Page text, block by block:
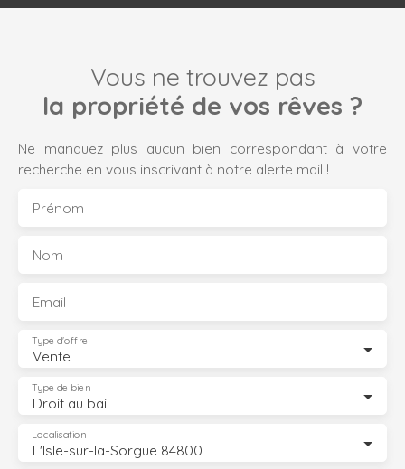
Vous ne trouvez pas
la propriété de vos rêves ?
Ne manquez plus aucun bien correspondant à votre
recherche en vous inscrivant à notre alerte mail !
Prénom
Nom
Email
Vente
Type d'offre
Droit au bail
Type de bien
L'Isle-sur-la-Sorgue 84800
Localisation